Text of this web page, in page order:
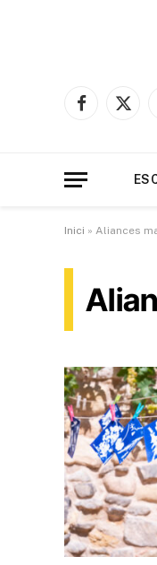
Facebook
X
Inici » Aliances